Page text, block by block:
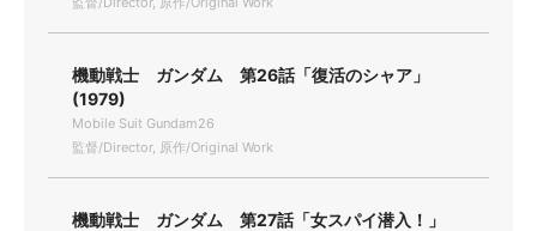
機動戦士 ガンダム 第26話「復活のシャア」
(1979)
Mobile Suit Gundam26
監督/Director, 原作/Original Work
機動戦士 ガンダム 第27話「女スパイ潜入！」